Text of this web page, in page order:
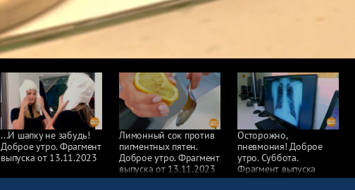
...И шапку не забудь!
Доброе утро. Фрагмент
выпуска от 13.11.2023
Лимонный сок против
пигментных пятен.
Доброе утро. Фрагмент
выпуска от 13.11.2023
Осторожно,
пневмония! Доброе
утро. Суббота.
Фрагмент выпуска
от 11.11.2023